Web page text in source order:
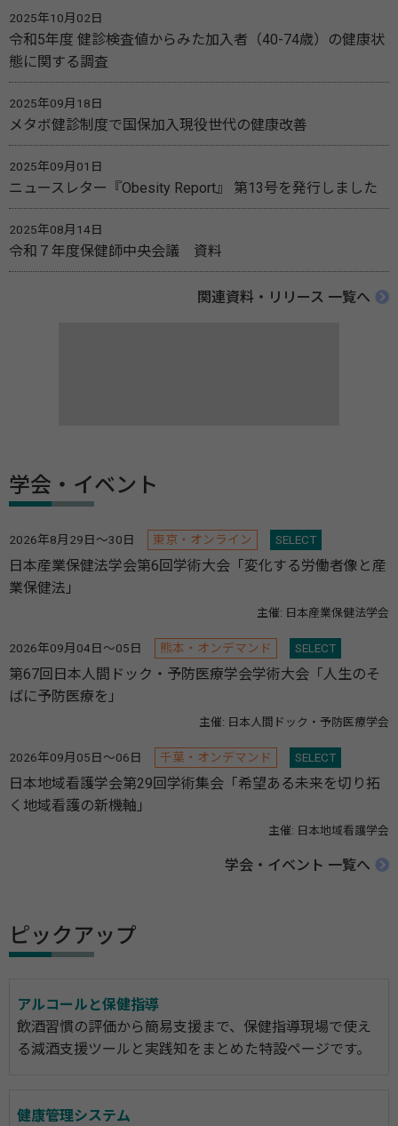
2025年10月02日
令和5年度 健診検査値からみた加入者（40-74歳）の健康状
態に関する調査
2025年09月18日
メタボ健診制度で国保加入現役世代の健康改善
2025年09月01日
ニュースレター『Obesity Report』 第13号を発行しました
2025年08月14日
令和７年度保健師中央会議 資料
関連資料・リリース 一覧へ
学会・イベント
2026年8月29日～30日 東京・オンライン SELECT
日本産業保健法学会第6回学術大会「変化する労働者像と産
業保健法」
主催: 日本産業保健法学会
2026年09月04日～05日 熊本・オンデマンド SELECT
第67回日本人間ドック・予防医療学会学術大会「人生のそ
ばに予防医療を」
主催: 日本人間ドック・予防医療学会
2026年09月05日～06日 千葉・オンデマンド SELECT
日本地域看護学会第29回学術集会「希望ある未来を切り拓
く地域看護の新機軸」
主催: 日本地域看護学会
学会・イベント 一覧へ
ピックアップ
アルコールと保健指導
飲酒習慣の評価から簡易支援まで、保健指導現場で使え
る減酒支援ツールと実践知をまとめた特設ページです。
健康管理システム